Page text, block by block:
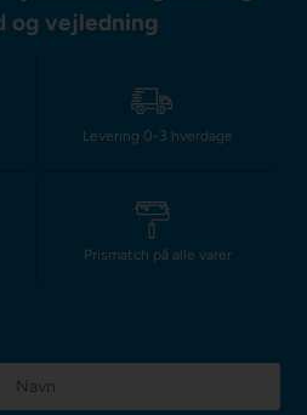
og vejledning
Levering 0-3 hverdage
Prismatch på alle varer